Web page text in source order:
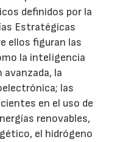
definidos por la
Estratégicas
ellos figuran las
la inteligencia
la
las
en el uso de
renovables,
el hidrógeno